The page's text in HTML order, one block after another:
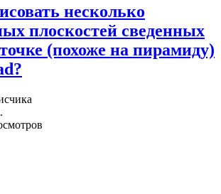
несколько
плоскостей сведенных
(похоже на пирамиду)